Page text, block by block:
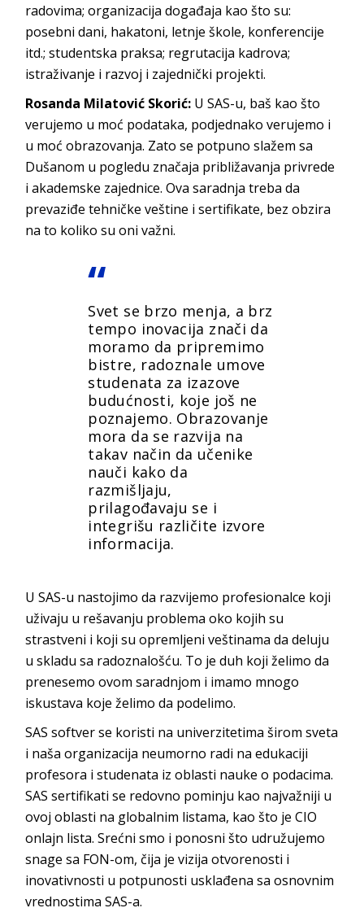
radovima; organizacija događaja kao što su:
posebni dani, hakatoni, letnje škole, konferencije
itd.; studentska praksa; regrutacija kadrova;
istraživanje i razvoj i zajednički projekti.
Rosanda Milatović Skorić: U SAS-u, baš kao što
verujemo u moć podataka, podjednako verujemo i
u moć obrazovanja. Zato se potpuno slažem sa
Dušanom u pogledu značaja približavanja privrede
i akademske zajednice. Ova saradnja treba da
prevaziđe tehničke veštine i sertifikate, bez obzira
na to koliko su oni važni.
Svet se brzo menja, a brz
tempo inovacija znači da
moramo da pripremimo
bistre, radoznale umove
studenata za izazove
budućnosti, koje još ne
poznajemo. Obrazovanje
mora da se razvija na
takav način da učenike
nauči kako da
razmišljaju,
prilagođavaju se i
integrišu različite izvore
informacija.
U SAS-u nastojimo da razvijemo profesionalce koji
uživaju u rešavanju problema oko kojih su
strastveni i koji su opremljeni veštinama da deluju
u skladu sa radoznalošću. To je duh koji želimo da
prenesemo ovom saradnjom i imamo mnogo
iskustava koje želimo da podelimo.
SAS softver se koristi na univerzitetima širom sveta
i naša organizacija neumorno radi na edukaciji
profesora i studenata iz oblasti nauke o podacima.
SAS sertifikati se redovno pominju kao najvažniji u
ovoj oblasti na globalnim listama, kao što je CIO
onlajn lista. Srećni smo i ponosni što udružujemo
snage sa FON-om, čija je vizija otvorenosti i
inovativnosti u potpunosti usklađena sa osnovnim
vrednostima SAS-a.